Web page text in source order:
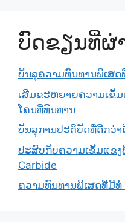
ບົດຂຽນທີ່ຜ່
ບັນລຸຄວາມທົນທານພິເສດ
ເສີມຂະຫຍາຍຄວາມເຂັ້ມ
ໂຄນທີ່ທົນທານ
ບັນລຸການປະຕິບັດທີ່ດີກວ່າ
ປະສົບກັບຄວາມເຂັ້ມແຂ
Carbide
ຄວາມທົນທານພິເສດທີ່ມີທໍ່